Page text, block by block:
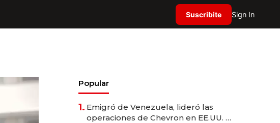
Suscribite Sign In
Popular
1. Emigró de Venezuela, lideró las
operaciones de Chevron en EE.UU. y